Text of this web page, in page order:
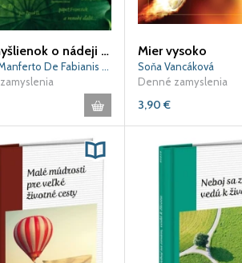
365 myšlienok o nádeji a pokoji
Valeria Manferto De Fabianis (ed.)
Mier vysoko
Soňa Vancáková
Denné zamyslenia
3,90 €